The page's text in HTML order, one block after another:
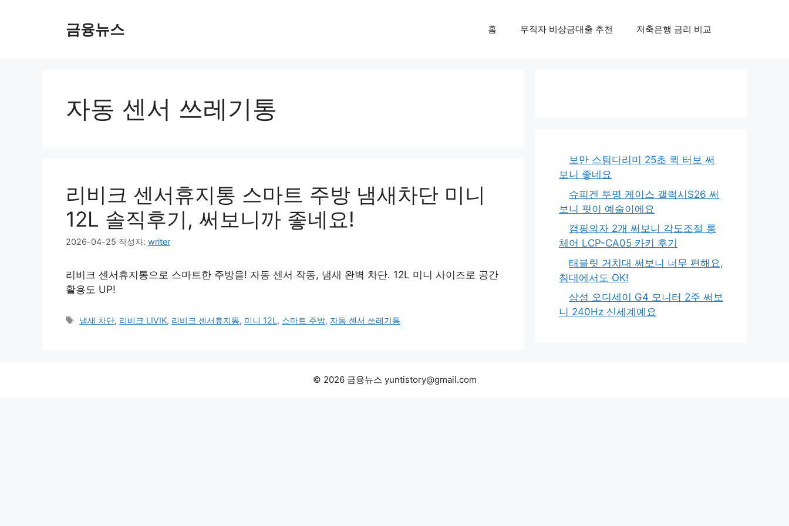
금융뉴스 홈 무직자 비상금대출 추천 저축은행 금리 비교
자동 센서 쓰레기통
리비크 센서휴지통 스마트 주방 냄새차단 미니
12L 솔직후기, 써보니까 좋네요!
2026-04-25 작성자: writer
리비크 센서휴지통으로 스마트한 주방을! 자동 센서 작동, 냄새 완벽 차단. 12L 미니 사이즈로 공간
활용도 UP!
태
냄새 차단, 리비크 LIVIK, 리비크 센서휴지통, 미니 12L, 스마트 주방, 자동 센서 쓰레기통
보만 스팀다리미 25초 퀵 터보 써
보니 좋네요
슈피겐 투명 케이스 갤럭시S26 써
보니 핏이 예술이에요
캠핑의자 2개 써보니 각도조절 롱
체어 LCP-CA05 카키 후기
태블릿 거치대 써보니 너무 편해요,
침대에서도 OK!
삼성 오디세이 G4 모니터 2주 써보
니 240Hz 신세계예요
© 2026 금융뉴스 yuntistory@gmail.com